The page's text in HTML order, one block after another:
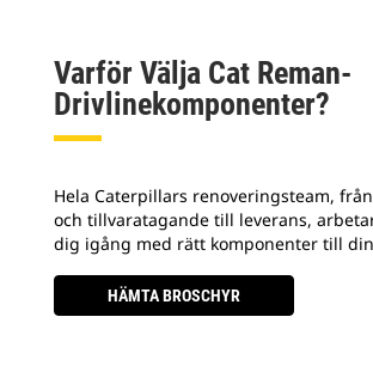
Varför Välja Cat Reman-
Drivlinekomponenter?
Hela Caterpillars renoveringsteam,
och tillvaratagande till leverans,
dig igång med rätt komponenter till
HÄMTA BROSCHYR